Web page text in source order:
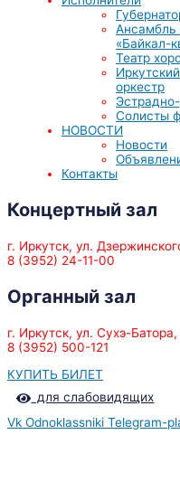
Ансамбль
«Байкал-
Театр
оркестр
Солисты
НОВОСТИ
Новости
Контакты
Концертный зал
г. Иркутск, ул.
8 (3952) 24-11-00
Органный зал
г. Иркутск, ул. Сухэ-Батора,
8 (3952) 500-121
КУПИТЬ БИЛЕТ
для слабовидящих
Vk Odnoklassniki Telegram-